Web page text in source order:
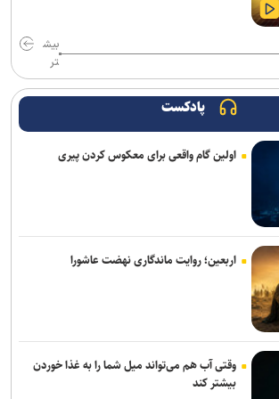
بیش
تر
پادکست
اولین گام واقعی برای معکوس کردن پیری
اربعین؛ روایت ماندگاری نهضت عاشورا
وقتی آب هم می‌تواند میل شما را به غذا خوردن
بیشتر کند